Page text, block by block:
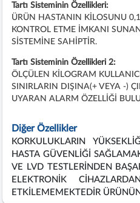
Tartı Sisteminin Özellikleri:
ÜRÜN HASTANIN KİLOSUNU
KONTROL ETME İMKANI
SİSTEMİNE SAHİPTİR.
Tartı Sisteminin Özellikleri 2:
ÖLÇÜLEN KİLOGRAM
SINIRLARIN DIŞINA(+ VEYA -)
UYARAN ALARM ÖZELLİĞİ
Diğer Özellikler
KORKULUKLARIN
HASTA GÜVENLİĞİ
VE LVD TESTLERİNDEN
ELEKTRONİK
ETKİLEMEMEKTEDİR